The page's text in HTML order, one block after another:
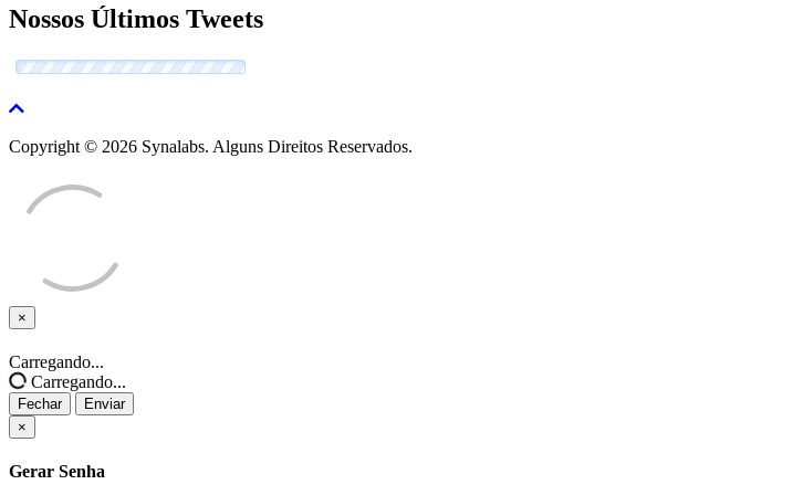
Nossos Últimos Tweets
Copyright © 2026 Synalabs. Alguns Direitos Reservados.
×
Fechar
Carregando...
Carregando...
Fechar
Enviar
×
Gerar Senha